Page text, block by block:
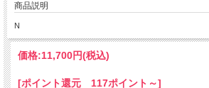
商品説明
N
価格:11,700円(税込)
[ポイント還元 117ポイント～]